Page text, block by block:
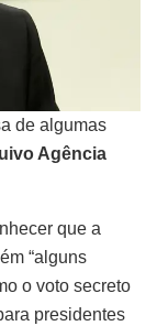
de algumas
Agência
que a
“alguns
o voto secreto
presidentes